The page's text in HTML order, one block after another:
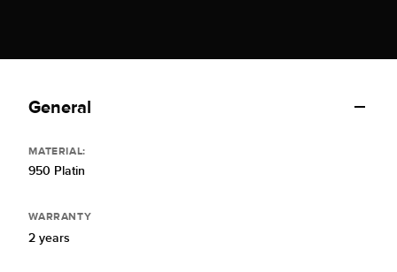
General
MATERIAL:
950 Platin
WARRANTY
2 years